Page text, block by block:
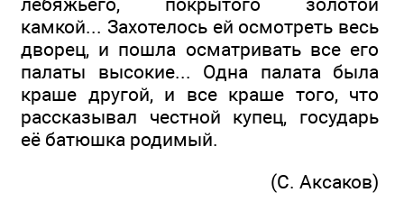
камкой... Захотелось ей осмотреть весь
дворец, и пошла осматривать все его
палаты высокие... Одна палата была
краше другой, и все краше того, что
рассказывал честной купец, государь
её батюшка родимый.
(С. Аксаков)